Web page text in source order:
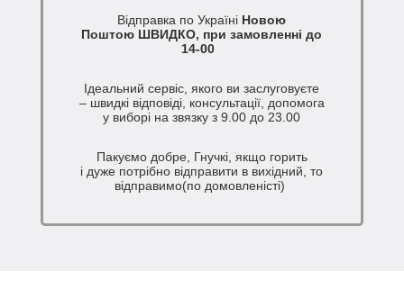
Відправка по Україні Новою
Поштою ШВИДКО, при замовленні до
14-00
Ідеальний сервіс, якого ви заслуговуєте
– швидкі відповіді, консультації, допомога
у виборі на звязку з 9.00 до 23.00
Пакуємо добре, Гнучкі, якщо горить
і дуже потрібно відправити в вихідний, то
відправимо(по домовленісті)